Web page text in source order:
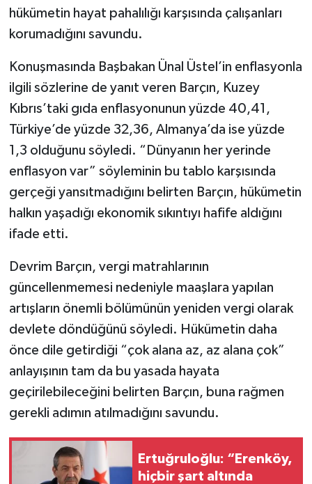
hükümetin hayat pahalılığı karşısında çalışanları
korumadığını savundu.
Konuşmasında Başbakan Ünal Üstel’in enflasyonla
ilgili sözlerine de yanıt veren Barçın, Kuzey
Kıbrıs’taki gıda enflasyonunun yüzde 40,41,
Türkiye’de yüzde 32,36, Almanya’da ise yüzde
1,3 olduğunu söyledi. “Dünyanın her yerinde
enflasyon var” söyleminin bu tablo karşısında
gerçeği yansıtmadığını belirten Barçın, hükümetin
halkın yaşadığı ekonomik sıkıntıyı hafife aldığını
ifade etti.
Devrim Barçın, vergi matrahlarının
güncellenmemesi nedeniyle maaşlara yapılan
artışların önemli bölümünün yeniden vergi olarak
devlete döndüğünü söyledi. Hükümetin daha
önce dile getirdiği “çok alana az, az alana çok”
anlayışının tam da bu yasada hayata
geçirilebileceğini belirten Barçın, buna rağmen
gerekli adımın atılmadığını savundu.
Ertuğruloğlu: “Erenköy,
hiçbir şart altında